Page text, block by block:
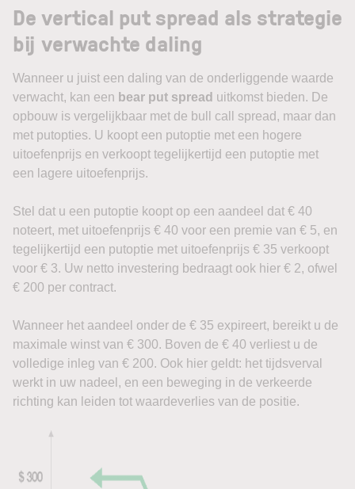
De vertical put spread als strategie
bij verwachte daling
Wanneer u juist een daling van de onderliggende waarde
verwacht, kan een bear put spread uitkomst bieden. De
opbouw is vergelijkbaar met de bull call spread, maar dan
met putopties. U koopt een putoptie met een hogere
uitoefenprijs en verkoopt tegelijkertijd een putoptie met
een lagere uitoefenprijs.
Stel dat u een putoptie koopt op een aandeel dat € 40
noteert, met uitoefenprijs € 40 voor een premie van € 5, en
tegelijkertijd een putoptie met uitoefenprijs € 35 verkoopt
voor € 3. Uw netto investering bedraagt ook hier € 2, ofwel
€ 200 per contract.
Wanneer het aandeel onder de € 35 expireert, bereikt u de
maximale winst van € 300. Boven de € 40 verliest u de
volledige inleg van € 200. Ook hier geldt: het tijdsverval
werkt in uw nadeel, en een beweging in de verkeerde
richting kan leiden tot waardeverlies van de positie.